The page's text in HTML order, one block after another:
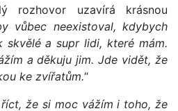
rozhovor uzavírá krásnou
vůbec neexistoval, kdybych
skvělé a supr lidi, které mám.
a děkuju jim. Jde vidět, že
ke zvířatům.“
že si moc vážím i toho, že